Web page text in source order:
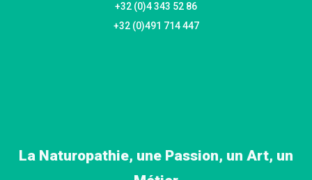
+32 (0)4 343 52 86
+32 (0)491 714 447
La Naturopathie, une Passion, un Art, un